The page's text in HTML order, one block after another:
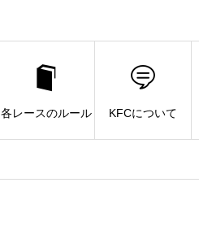
各レースのルール KFCについて